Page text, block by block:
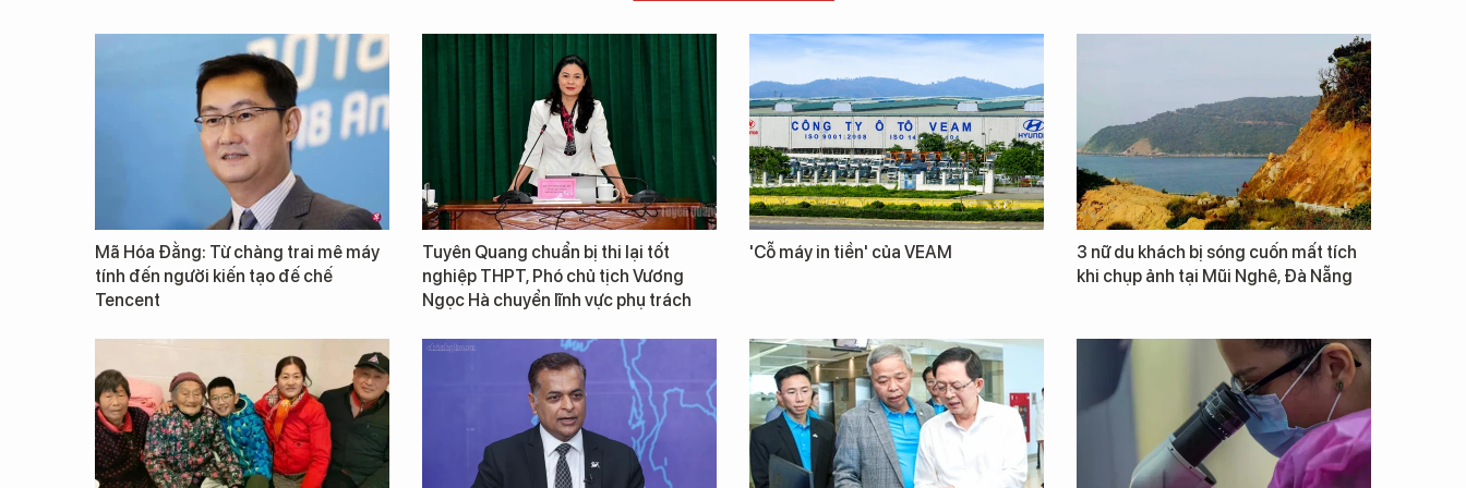
Mã Hóa Đằng: Từ chàng trai mê máy
tính đến người kiến tạo đế chế
Tencent
Tuyên Quang chuẩn bị thi lại tốt
nghiệp THPT, Phó chủ tịch Vương
Ngọc Hà chuyển lĩnh vực phụ trách
'Cỗ máy in tiền' của VEAM
3 nữ du khách bị sóng cuốn mất tích
khi chụp ảnh tại Mũi Nghê, Đà Nẵng